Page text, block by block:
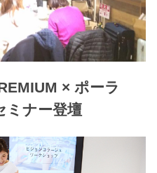
× ポーラ
ミナー登壇